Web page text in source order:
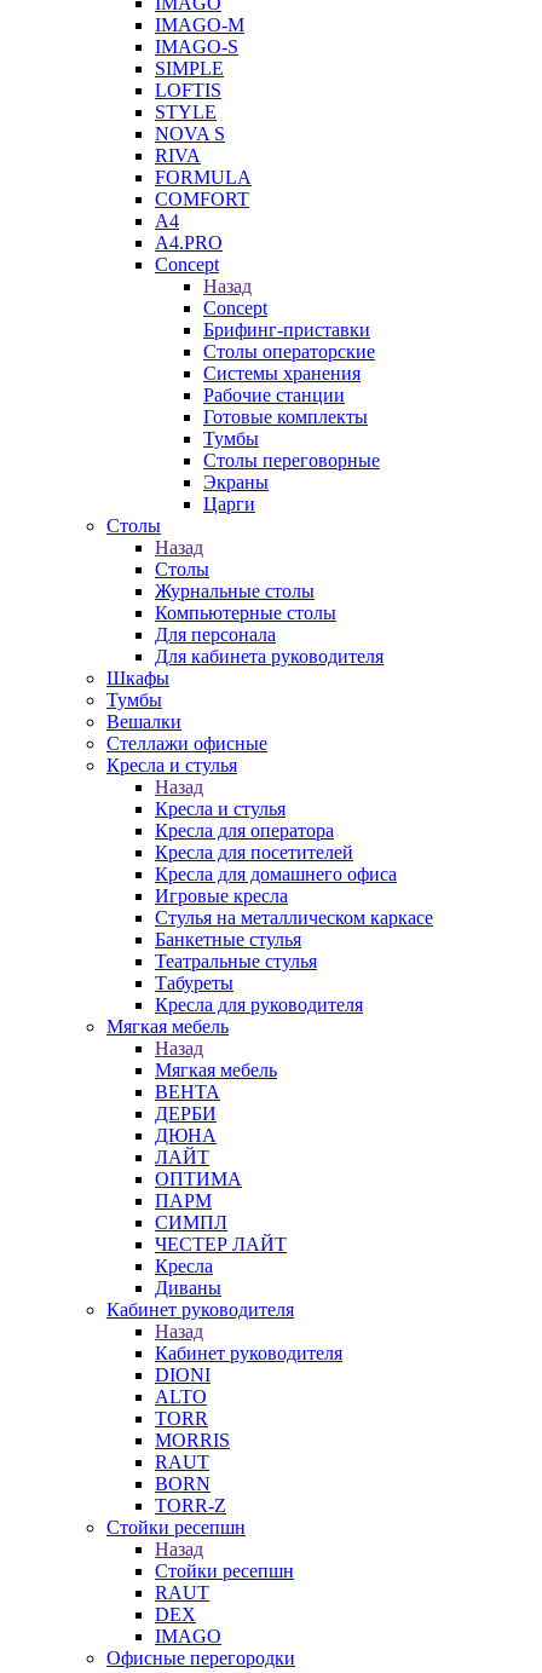
IMAGO-M
IMAGO-S
SIMPLE
LOFTIS
STYLE
NOVA S
RIVA
FORMULA
COMFORT
A4
A4.PRO
Concept
Назад
Concept
Брифинг-приставки
Столы операторские
Системы хранения
Рабочие станции
Готовые комплекты
Тумбы
Столы переговорные
Экраны
Царги
Столы
Назад
Столы
Журнальные столы
Компьютерные столы
Для персонала
Для кабинета руководителя
Шкафы
Тумбы
Вешалки
Стеллажи офисные
Кресла и стулья
Назад
Кресла и стулья
Кресла для оператора
Кресла для посетителей
Кресла для домашнего офиса
Игровые кресла
Стулья на металлическом каркасе
Банкетные стулья
Театральные стулья
Табуреты
Кресла для руководителя
Мягкая мебель
Назад
Мягкая мебель
ВЕНТА
ДЕРБИ
ДЮНА
ЛАЙТ
ОПТИМА
ПАРМ
СИМПЛ
ЧЕСТЕР ЛАЙТ
Кресла
Диваны
Кабинет руководителя
Назад
Кабинет руководителя
DIONI
ALTO
TORR
MORRIS
RAUT
BORN
TORR-Z
Стойки ресепшн
Назад
Стойки ресепшн
RAUT
DEX
IMAGO
Офисные перегородки